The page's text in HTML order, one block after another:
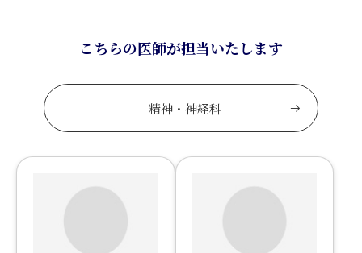
こちらの医師が担当いたします
精神・神経科